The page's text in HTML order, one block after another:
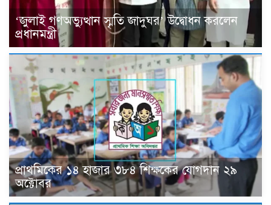
‘জুলাই গণঅভ্যুত্থান স্মৃতি জাদুঘর’ উদ্বোধন করলেন
প্রধানমন্ত্রী
প্রাথমিকের ১৪ হাজার ৩৮৪ শিক্ষকের যোগদান ২৯
অক্টোবর